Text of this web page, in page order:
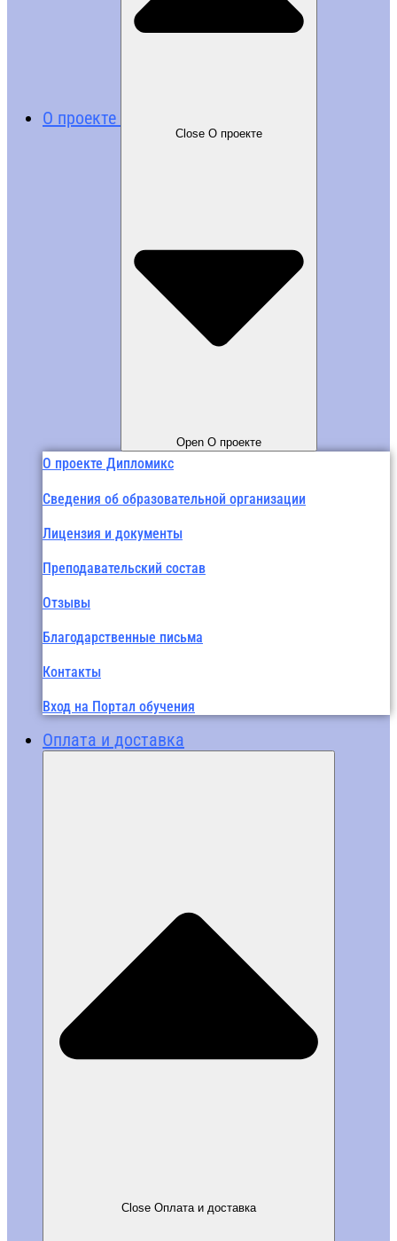
О проекте
Close О проекте
Open О проекте
О проекте Дипломикс
Сведения об образовательной организации
Лицензия и документы
Преподавательский состав
Отзывы
Благодарственные письма
Контакты
Вход на Портал обучения
Оплата и доставка
Close Оплата и доставка